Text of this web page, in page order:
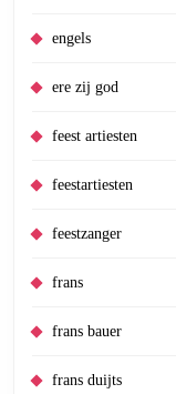
engels
ere zij god
feest artiesten
feestartiesten
feestzanger
frans
frans bauer
frans duijts